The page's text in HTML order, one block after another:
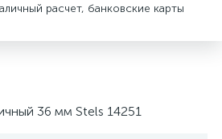
расчет, банковские карты
36 мм Stels 14251